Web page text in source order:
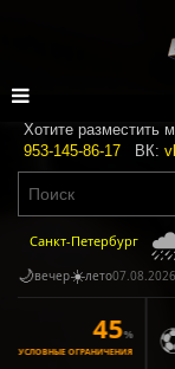
Хотите разместить
953-145-86-17 ВК:
Санкт-Петербург
🌙вечер☀️лето
45%
УСЛОВНЫЕ ОГРАНИЧЕНИЯ ⚽